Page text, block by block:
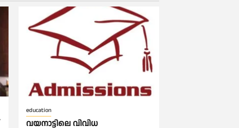
education
വയനാട്ടിലെ വിവിധ